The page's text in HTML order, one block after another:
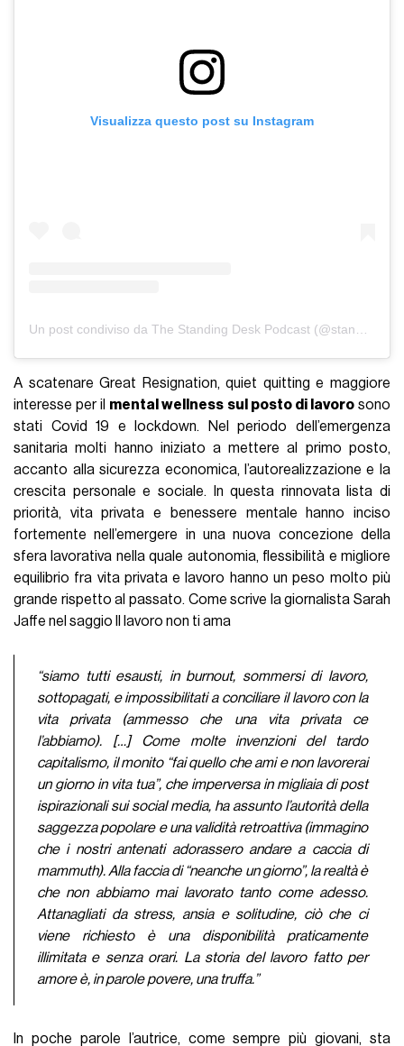
Visualizza questo post su Instagram
A scatenare Great Resignation, quiet quitting e maggiore
interesse per il mental wellness sul posto di lavorosono
stati Covid 19 e lockdown. Nel periodo dell’emergenza
sanitaria molti hanno iniziato a mettere al primo posto,
accanto alla sicurezza economica, l’autorealizzazione e la
crescita personale e sociale. In questa rinnovata lista di
priorità, vita privata e benessere mentale hanno inciso
fortemente nell’emergere in una nuova concezione della
sfera lavorativa nella quale autonomia, flessibilità e migliore
equilibrio fra vita privata e lavoro hanno un peso molto più
grande rispetto al passato. Come scrive la giornalista Sarah
Jaffe nel saggio Il lavoro non ti ama
“siamo tutti esausti, in burnout, sommersi di lavoro,
sottopagati, e impossibilitati a conciliare il lavoro con la
vita privata (ammesso che una vita privata ce
l’abbiamo). […] Come molte invenzioni del tardo
capitalismo, il monito “fai quello che ami e non lavorerai
un giorno in vita tua”, che imperversa in migliaia di post
ispirazionali sui social media, ha assunto l’autorità della
saggezza popolare e una validità retroattiva (immagino
che i nostri antenati adorassero andare a caccia di
mammuth). Alla faccia di “neanche un giorno”, la realtà è
che non abbiamo mai lavorato tanto come adesso.
Attanagliati da stress, ansia e solitudine, ciò che ci
viene richiesto è una disponibilità praticamente
illimitata e senza orari. La storia del lavoro fatto per
amore è, in parole povere, una truffa.”
In poche parole l’autrice, come sempre più giovani, sta